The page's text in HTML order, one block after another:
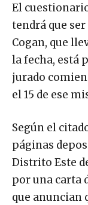
El
tendrá que
Cogan, que
la fecha, está
jurado
el 15 de ese
Según el
páginas
Distrito Este
por una carta
que anuncian